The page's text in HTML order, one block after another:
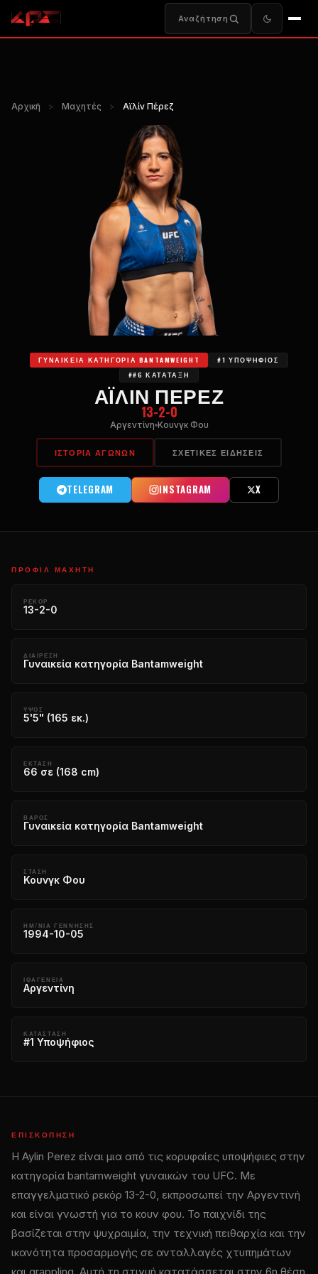
Αναζήτηση
Αρχική > Μαχητές > Αϊλίν Πέρεζ
ΓΥΝΑΙΚΕΊΑ ΚΑΤΗΓΟΡΊΑ BANTAMWEIGHT
#1 ΥΠΟΨΉΦΙΟΣ
##6 ΚΑΤΆΤΑΞΗ
ΑΪΛΊΝ ΠΈΡΕΖ
13-2-0
Αργεντίνη Κουνγκ Φου
ΙΣΤΟΡΊΑ ΑΓΏΝΩΝ ΣΧΕΤΙΚΈΣ ΕΙΔΉΣΕΙΣ
TELEGRAM INSTAGRAM X
ΠΡΟΦΊΛ ΜΑΧΗΤΉ
ΡΕΚΌΡ
13-2-0
ΔΙΑΊΡΕΣΗ
Γυναικεία κατηγορία Bantamweight
ΎΨΟΣ
5'5" (165 εκ.)
ΈΚΤΑΣΗ
66 σε (168 cm)
ΒΆΡΟΣ
Γυναικεία κατηγορία Bantamweight
ΣΤΆΣΗ
Κουνγκ Φου
ΗΜ/ΝΙΑ ΓΕΝΝΗΣΗΣ
1994-10-05
ΙΘΑΓΈΝΕΙΑ
Αργεντίνη
ΚΑΤΆΣΤΑΣΗ
#1 Υποψήφιος
ΕΠΙΣΚΌΠΗΣΗ
Η Aylin Perez είναι μια από τις κορυφαίες υποψήφιες στην
κατηγορία bantamweight γυναικών του UFC. Με
επαγγελματικό ρεκόρ 13-2-0, εκπροσωπεί την Αργεντινή
και είναι γνωστή για το κουν φου. Το παιχνίδι της
βασίζεται στην ψυχραιμία, την τεχνική πειθαρχία και την
ικανότητα προσαρμογής σε ανταλλαγές χτυπημάτων
και grappling. Αυτή τη στιγμή κατατάσσεται στην 6η θέση